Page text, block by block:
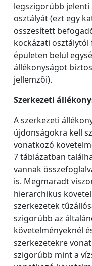
legszigorúbb
osztályát (ezt egy
összesített
kockázati osztálytól
épületen belül
állékonyságot
jellemzõi).
Szerkezeti
A szerkezeti
újdonságokra kell
vonatkozó
7 táblázatban
vannak
is. Megmaradt
hierarchikus
szerkezetek
szigorúbb az
követelményeknél
szerkezetekre
szigorúbb mint a